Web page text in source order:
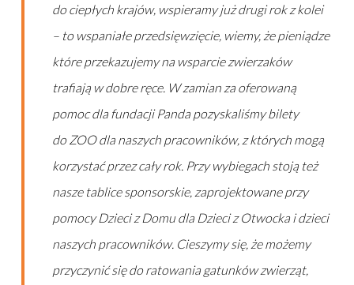
do ciepłych krajów, wspieramy już drugi rok z kolei
– to wspaniałe przedsięwzięcie, wiemy, że pieniądze
które przekazujemy na wsparcie zwierzaków
trafiają w dobre ręce. W zamian za oferowaną
pomoc dla fundacji Panda pozyskaliśmy bilety
do ZOO dla naszych pracowników, z których mogą
korzystać przez cały rok. Przy wybiegach stoją też
nasze tablice sponsorskie, zaprojektowane przy
pomocy Dzieci z Domu dla Dzieci z Otwocka i dzieci
naszych pracowników. Cieszymy się, że możemy
przyczynić się do ratowania gatunków zwierząt,